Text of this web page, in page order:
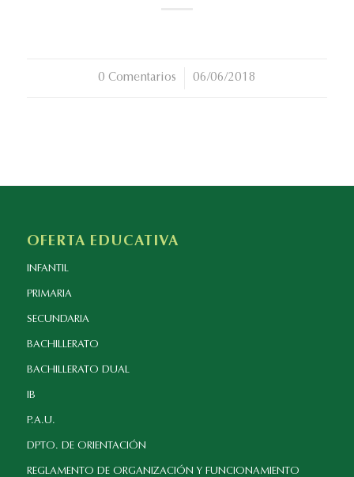
0 Comentarios
/ 06/06/2018
OFERTA EDUCATIVA
INFANTIL
PRIMARIA
SECUNDARIA
BACHILLERATO
BACHILLERATO DUAL
IB
P.A.U.
DPTO. DE ORIENTACIÓN
REGLAMENTO DE ORGANIZACIÓN Y FUNCIONAMIENTO